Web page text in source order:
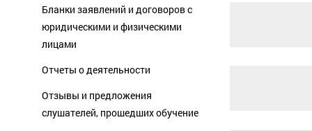
Бланки заявлений и договоров с
юридическими и физическими
лицами
Отчеты о деятельности
Отзывы и предложения
слушателей, прошедших обучение